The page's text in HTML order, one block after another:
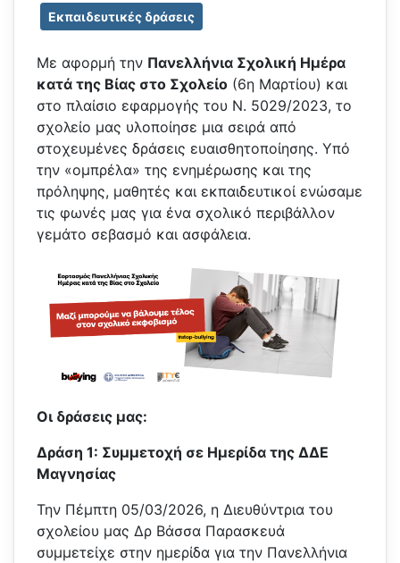
Εκπαιδευτικές δράσεις
Με αφορμή την Πανελλήνια Σχολική Ημέρα
κατά της Βίας στο Σχολείο (6η Μαρτίου) και
στο πλαίσιο εφαρμογής του Ν. 5029/2023, το
σχολείο μας υλοποίησε μια σειρά από
στοχευμένες δράσεις ευαισθητοποίησης. Υπό
την «ομπρέλα» της ενημέρωσης και της
πρόληψης, μαθητές και εκπαιδευτικοί ενώσαμε
τις φωνές μας για ένα σχολικό περιβάλλον
γεμάτο σεβασμό και ασφάλεια.
Οι δράσεις μας:
Δράση 1: Συμμετοχή σε Ημερίδα της ΔΔΕ
Μαγνησίας
Την Πέμπτη 05/03/2026, η Διευθύντρια του
σχολείου μας Δρ Βάσσα Παρασκευά
συμμετείχε στην ημερίδα για την Πανελλήνια